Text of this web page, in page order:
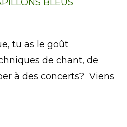
BLEUS
tu as le goût
de chant, de
à des concerts? Viens